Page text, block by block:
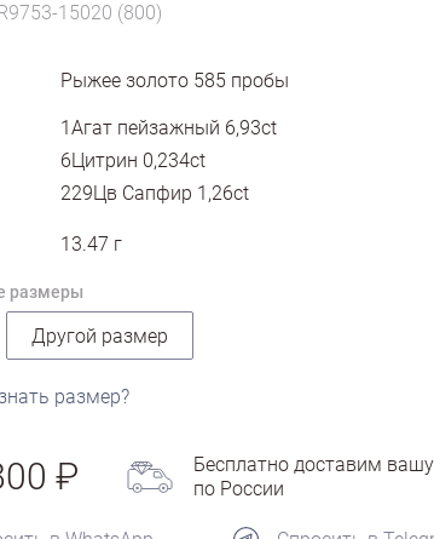
15020 (800)
Рыжее золото 585 пробы
1Агат пейзажный 6,93ct
6Цитрин 0,234ct
229Цв Сапфир 1,26ct
13.47 г
размеры
Другой размер
размер?
Бесплатно доставим
по России